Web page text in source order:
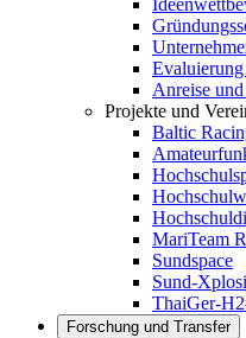
Anreise
Projekte und
Baltic
MariTeam
Sundspace
Sund-
ThaiGer-
Forschung und Transfer